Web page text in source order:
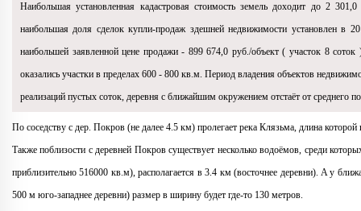
Наибольшая установленная кадастровая стоимость земель доходит до 2
наибольшая доля сделок купли-продаж здешней недвижимости установлен в
наибольшей заявленной цене продажи - 899 674,0 руб./объект ( участок 8
оказались участки в пределах 600 - 800 кв.м. Период владения объектов
реализаций пустых соток, деревня с ближайшим окружением отстаёт от среднего
По соседству с дер. Покров (не далее 4.5 км) пролегает река Клязьма, длина
Также поблизости с деревней Покров существует несколько водоёмов, среди
приблизительно 516000 кв.м), располагается в 3.4 км (восточнее деревни). A у
500 м юго-западнее деревни) размер в ширину будет где-то 130 метров.